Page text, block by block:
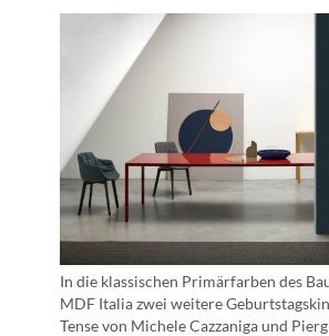
In die klassischen Primärfarben des
MDF Italia zwei weitere
Tense von Michele Cazzaniga und